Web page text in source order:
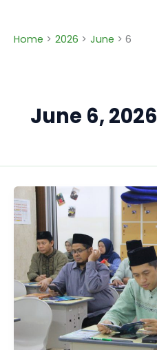
content
Home 2026 June 6
June 6, 2026